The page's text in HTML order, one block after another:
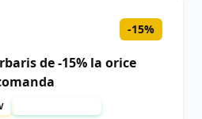
-15%
de -15% la orice